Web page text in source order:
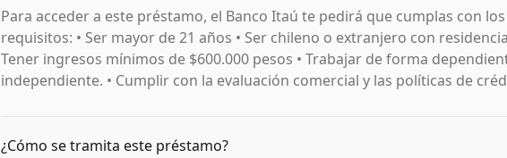
Para acceder a este préstamo, el Banco Itaú te pedirá que cumplas con
requisitos: • Ser mayor de 21 años • Ser chileno o extranjero con
Tener ingresos mínimos de $600.000 pesos • Trabajar de forma
independiente. • Cumplir con la evaluación comercial y las políticas de
¿Cómo se tramita este préstamo?